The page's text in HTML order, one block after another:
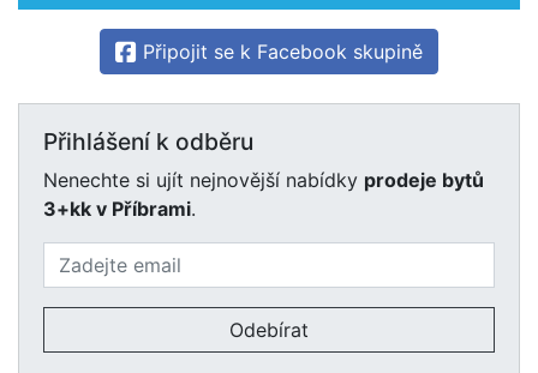
Připojit se k Facebook skupině
Přihlášení k odběru
Nenechte si ujít nejnovější nabídky prodeje bytů
3+kk v Příbrami.
Odebírat